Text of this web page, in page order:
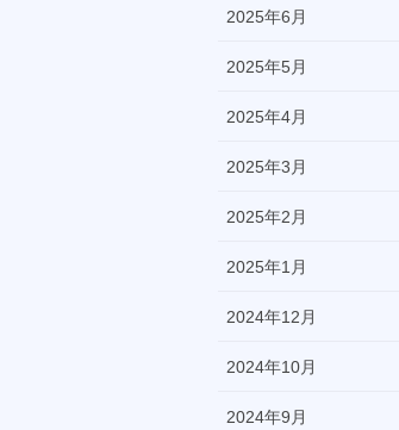
2025年6月
2025年5月
2025年4月
2025年3月
2025年2月
2025年1月
2024年12月
2024年10月
2024年9月